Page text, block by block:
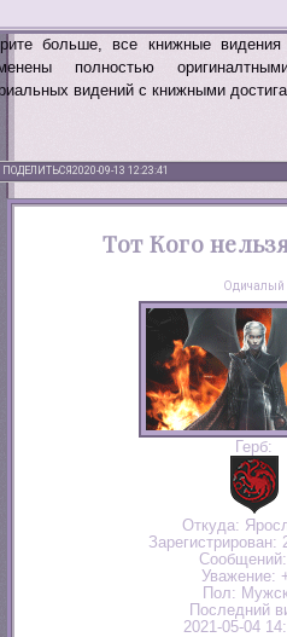
больше, все книжные
полностью
видений с книжными
ПОДЕЛИТЬСЯ2020-09-13 12:23:41
Тот Кого
Одичалый
Герб:
Откуда:
Зарегистрирован:
Сообщений:
Уважение:
Пол:
Последний
2021-05-04